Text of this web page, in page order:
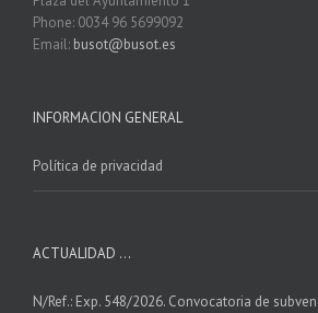
Phone: 0034 96 5699092
Email: busot@busot.es
INFORMACION GENERAL
Política de privacidad
ACTUALIDAD …
N/Ref.: Exp. 548/2026. Convocatoria de